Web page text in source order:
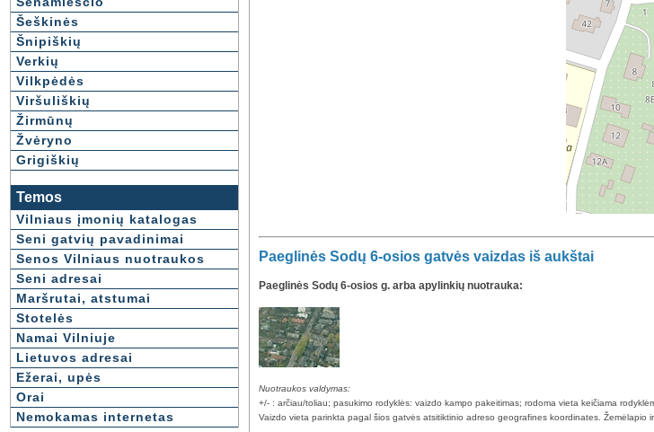
Šeškinės
Šnipiškių
Verkių
Vilkpėdės
Viršuliškių
Žirmūnų
Žvėryno
Grigiškių
Temos
Vilniaus įmonių katalogas
Seni gatvių pavadinimai
Senos Vilniaus nuotraukos
Seni adresai
Maršrutai, atstumai
Stotelės
Namai Vilniuje
Lietuvos adresai
Ežerai, upės
Orai
Nemokamas internetas
Paeglinės Sodų 6-osios gatvės vaizdas iš aukštai
Paeglinės Sodų 6-osios g. arba apylinkių nuotrauka:
Nuotraukos valdymas:
+/- : arčiau/toliau; pasukimo rodyklės: vaizdo kampo pakeitimas; rodoma vieta keičiama
Vaizdo vieta parinkta pagal šios gatvės atsitiktinio adreso geografines koordinates. Žemėlapio